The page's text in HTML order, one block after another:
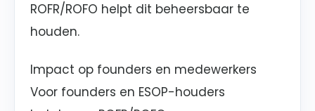
ROFR/ROFO helpt dit beheersbaar te
houden.
Impact op founders en medewerkers
Voor founders en ESOP-houders